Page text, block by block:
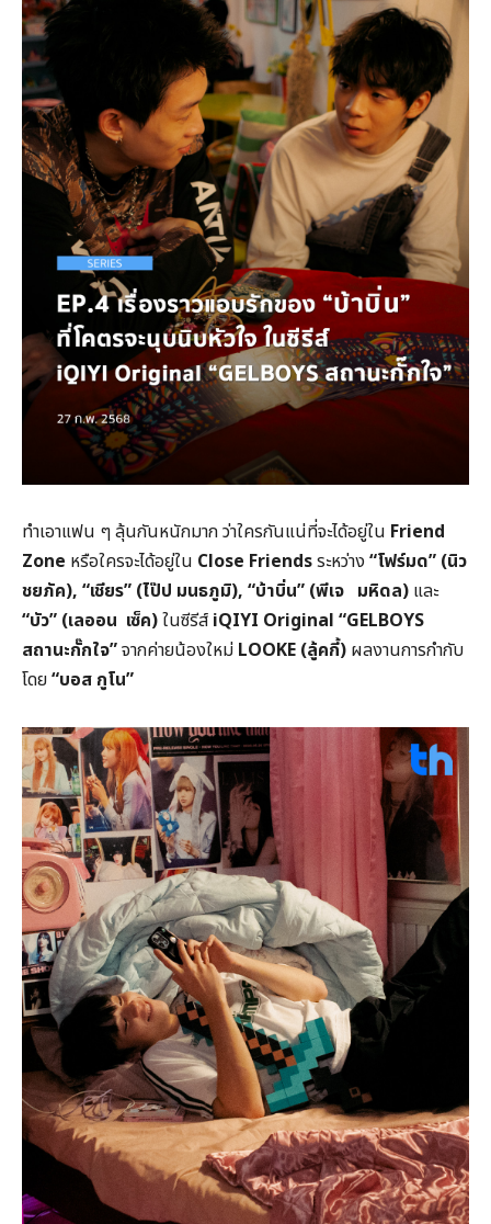
ทำเอาแฟน ๆ ลุ้นกันหนักมาก ว่าใครกันแน่ที่จะได้อยู่ใน Friend
Zone หรือใครจะได้อยู่ใน Close Friendsระหว่าง “โฟร์มด” (นิว
ชยภัค), “เชียร” (ไป๊ป มนธภูมิ), “บ้าบิ่น” (พีเจ มหิดล) และ
“บัว” (เลออน เซ็ค)ในซีรีส์ iQIYI Original “GELBOYS
สถานะกั๊กใจ”จากค่ายน้องใหม่ LOOKE (ลู้คกี้) ผลงานการกำกับ
โดย“บอส กูโน”